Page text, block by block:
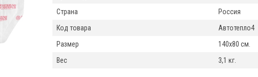
Страна
Россия
Код товара
Автотепло4
Размер
140x80 см.
Вес
3,1 кг.